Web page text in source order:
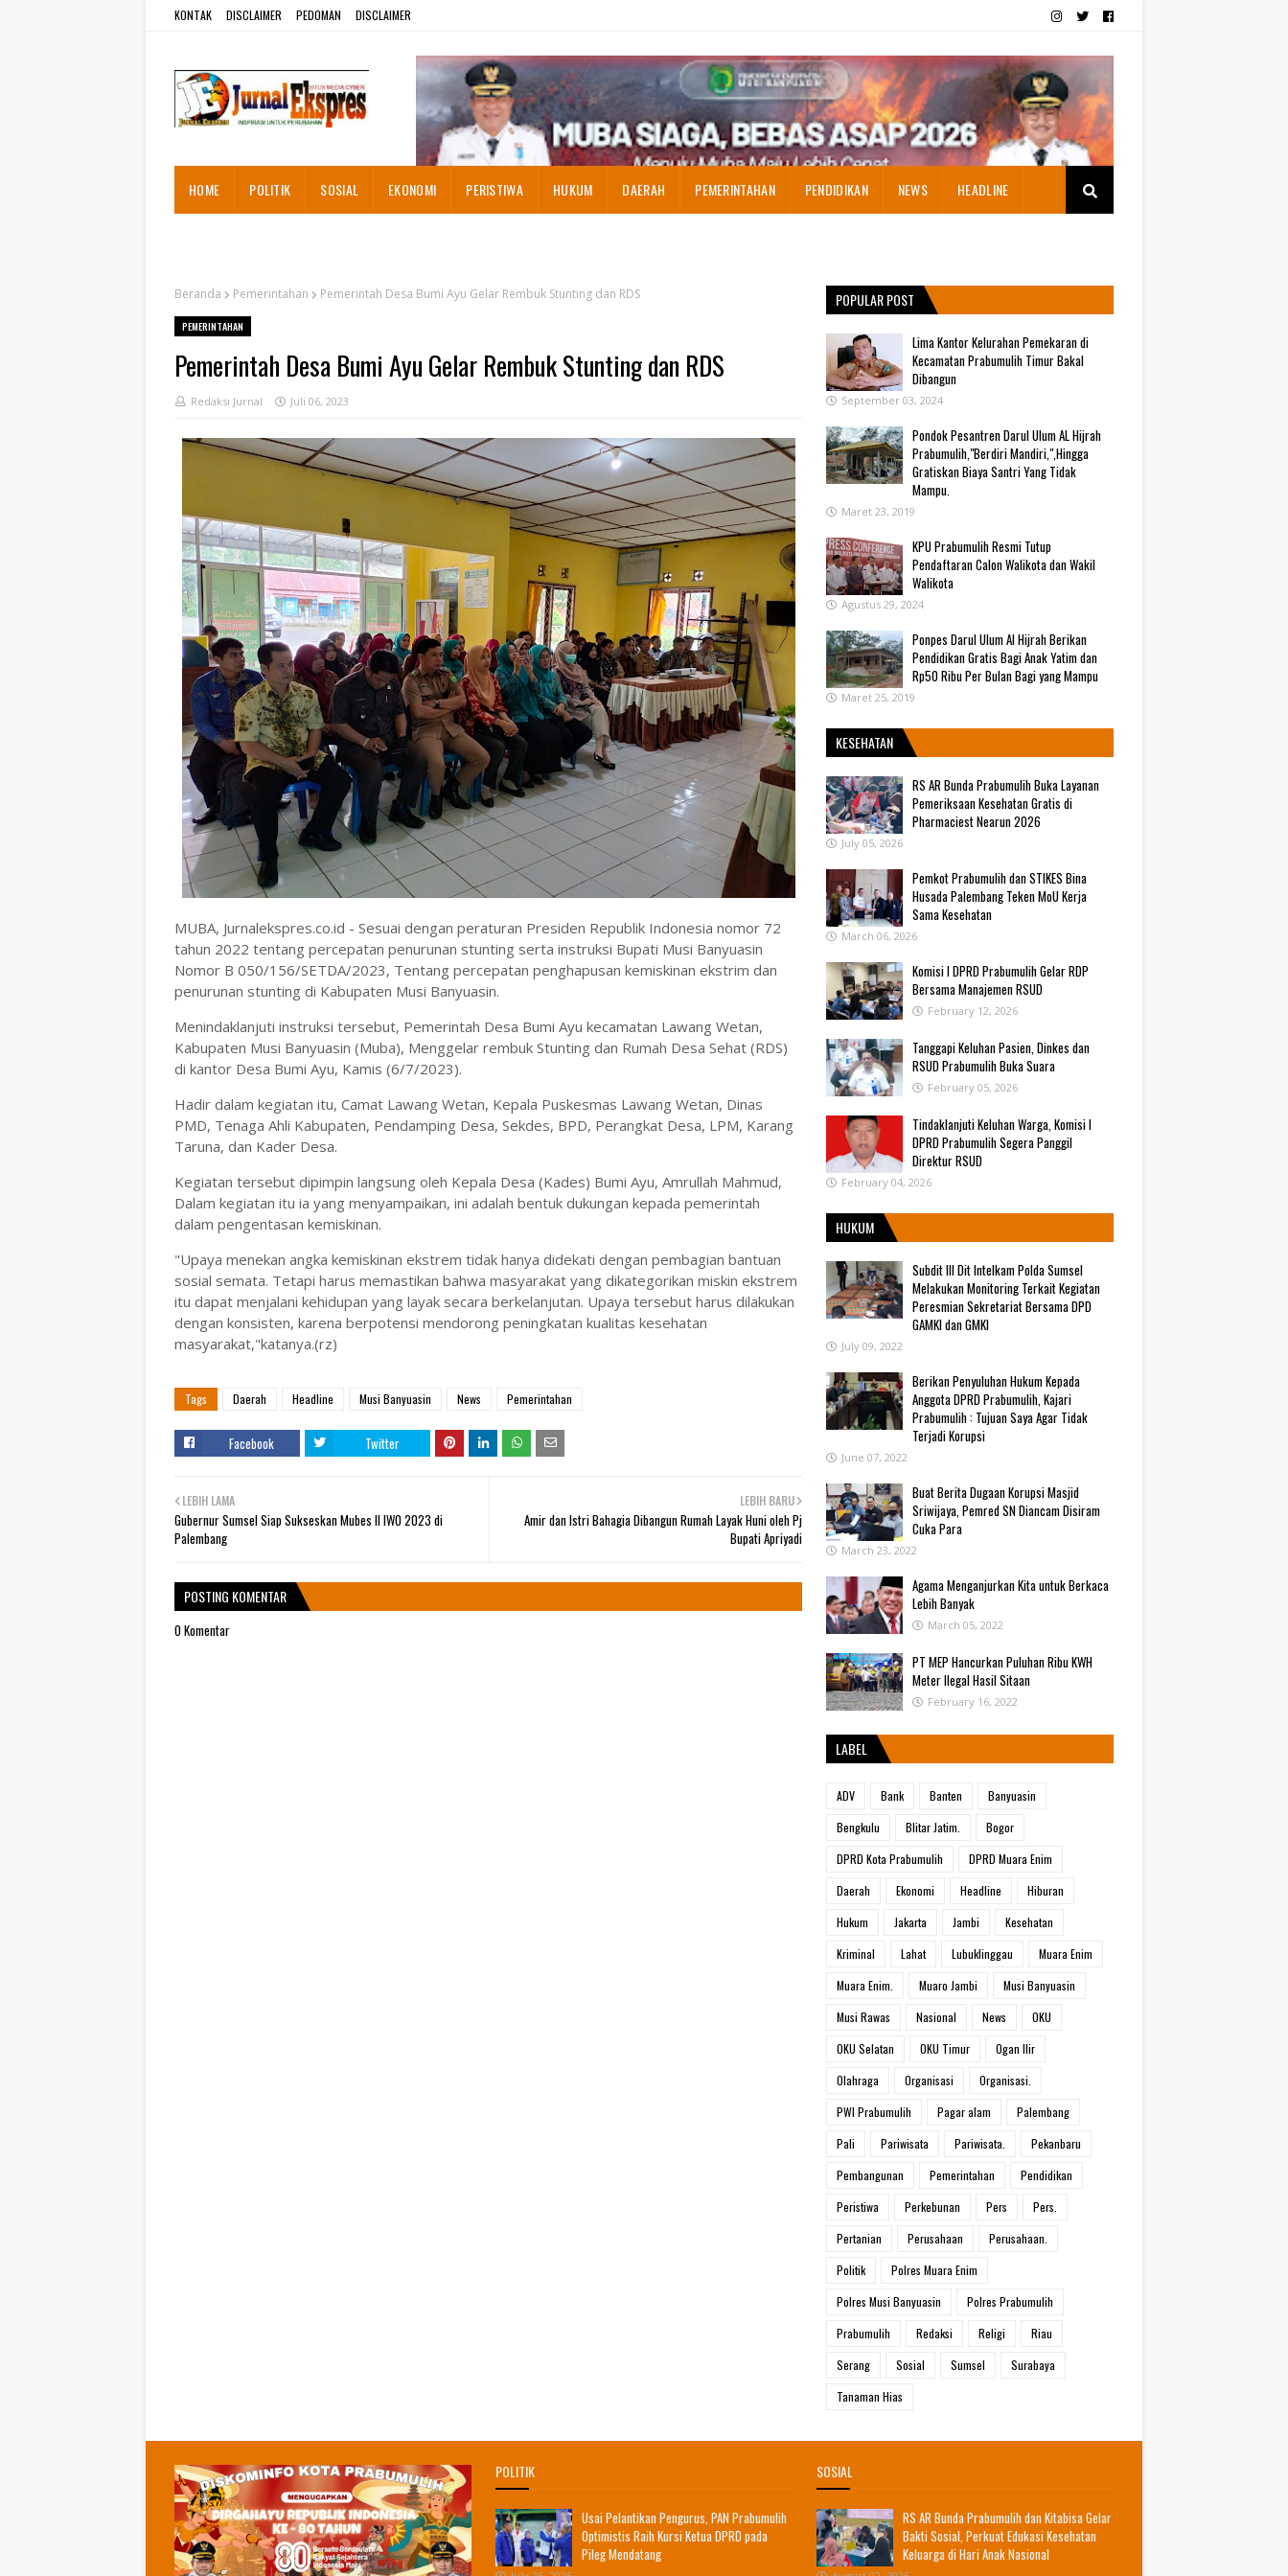
KONTAK DISCLAIMER PEDOMAN DISCLAIMER
HOME POLITIK SOSIAL EKONOMI PERISTIWA HUKUM DAERAH PEMERINTAHAN PENDIDIKAN NEWS HEADLINE
Beranda Pemerintahan Pemerintah Desa Bumi Ayu Gelar Rembuk Stunting dan RDS
PEMERINTAHAN
Pemerintah Desa Bumi Ayu Gelar Rembuk Stunting dan RDS
Redaksi Jurnal Juli 06, 2023
MUBA, Jurnalekspres.co.id - Sesuai dengan peraturan Presiden Republik Indonesia nomor 72
tahun 2022 tentang percepatan penurunan stunting serta instruksi Bupati Musi Banyuasin
Nomor B 050/156/SETDA/2023, Tentang percepatan penghapusan kemiskinan ekstrim dan
penurunan stunting di Kabupaten Musi Banyuasin.
Menindaklanjuti instruksi tersebut, Pemerintah Desa Bumi Ayu kecamatan Lawang Wetan,
Kabupaten Musi Banyuasin (Muba), Menggelar rembuk Stunting dan Rumah Desa Sehat (RDS)
di kantor Desa Bumi Ayu, Kamis (6/7/2023).
Hadir dalam kegiatan itu, Camat Lawang Wetan, Kepala Puskesmas Lawang Wetan, Dinas
PMD, Tenaga Ahli Kabupaten, Pendamping Desa, Sekdes, BPD, Perangkat Desa, LPM, Karang
Taruna, dan Kader Desa.
Kegiatan tersebut dipimpin langsung oleh Kepala Desa (Kades) Bumi Ayu, Amrullah Mahmud,
Dalam kegiatan itu ia yang menyampaikan, ini adalah bentuk dukungan kepada pemerintah
dalam pengentasan kemiskinan.
"Upaya menekan angka kemiskinan ekstrem tidak hanya didekati dengan pembagian bantuan
sosial semata. Tetapi harus memastikan bahwa masyarakat yang dikategorikan miskin ekstrem
itu dapat menjalani kehidupan yang layak secara berkelanjutan. Upaya tersebut harus dilakukan
dengan konsisten, karena berpotensi mendorong peningkatan kualitas kesehatan
masyarakat,"katanya.(rz)
Tags Daerah Headline Musi Banyuasin News Pemerintahan
Facebook Twitter
LEBIH BARU
Amir dan Istri Bahagia Dibangun Rumah Layak Huni oleh Pj
Bupati Apriyadi
LEBIH LAMA
Gubernur Sumsel Siap Sukseskan Mubes II IWO 2023 di
Palembang
POSTING KOMENTAR
0 Komentar
POPULAR POST
Lima Kantor Kelurahan Pemekaran di
Kecamatan Prabumulih Timur Bakal
Dibangun
September 03, 2024
Pondok Pesantren Darul Ulum AL Hijrah
Prabumulih,"Berdiri Mandiri,",Hingga
Gratiskan Biaya Santri Yang Tidak
Mampu.
Maret 23, 2019
KPU Prabumulih Resmi Tutup
Pendaftaran Calon Walikota dan Wakil
Walikota
Agustus 29, 2024
Ponpes Darul Ulum Al Hijrah Berikan
Pendidikan Gratis Bagi Anak Yatim dan
Rp50 Ribu Per Bulan Bagi yang Mampu
Maret 25, 2019
KESEHATAN
RS AR Bunda Prabumulih Buka Layanan
Pemeriksaan Kesehatan Gratis di
Pharmaciest Nearun 2026
July 05, 2026
Pemkot Prabumulih dan STIKES Bina
Husada Palembang Teken MoU Kerja
Sama Kesehatan
March 06, 2026
Komisi I DPRD Prabumulih Gelar RDP
Bersama Manajemen RSUD
February 12, 2026
Tanggapi Keluhan Pasien, Dinkes dan
RSUD Prabumulih Buka Suara
February 05, 2026
Tindaklanjuti Keluhan Warga, Komisi I
DPRD Prabumulih Segera Panggil
Direktur RSUD
February 04, 2026
HUKUM
Subdit III Dit Intelkam Polda Sumsel
Melakukan Monitoring Terkait Kegiatan
Peresmian Sekretariat Bersama DPD
GAMKI dan GMKI
July 09, 2022
Berikan Penyuluhan Hukum Kepada
Anggota DPRD Prabumulih, Kajari
Prabumulih : Tujuan Saya Agar Tidak
Terjadi Korupsi
June 07, 2022
Buat Berita Dugaan Korupsi Masjid
Sriwijaya, Pemred SN Diancam Disiram
Cuka Para
March 23, 2022
Agama Menganjurkan Kita untuk Berkaca
Lebih Banyak
March 05, 2022
PT MEP Hancurkan Puluhan Ribu KWH
Meter Ilegal Hasil Sitaan
February 16, 2022
LABEL
ADV Bank Banten
Banyuasin
Bengkulu
Blitar Jatim.
Bogor
DPRD Kota Prabumulih
DPRD Muara Enim
Daerah
Ekonomi Headline
Hiburan
Hukum
Jakarta Jambi
Kesehatan
Kriminal
Lahat Lubuklinggau
Muara Enim
Muara Enim.
Muaro Jambi
Musi Banyuasin
Musi Rawas
Nasional News
OKU
OKU Selatan
OKU Timur
Ogan Ilir
Olahraga
Organisasi
Organisasi.
PWI Prabumulih
Pagar alam
Palembang
Pali
Pariwisata Pariwisata.
Pekanbaru
Pembangunan
Pemerintahan
Pendidikan
Peristiwa
Perkebunan Pers
Pers.
Pertanian
Perusahaan
Perusahaan.
Politik
Polres Muara Enim
Polres Musi Banyuasin
Polres Prabumulih
Prabumulih
Redaksi Religi
Riau
Serang
Sosial Sumsel
Surabaya
Tanaman Hias
POLITIK
Usai Pelantikan Pengurus, PAN Prabumulih
Optimistis Raih Kursi Ketua DPRD pada
Pileg Mendatang
SOSIAL
RS AR Bunda Prabumulih dan Kitabisa Gelar
Bakti Sosial, Perkuat Edukasi Kesehatan
Keluarga di Hari Anak Nasional